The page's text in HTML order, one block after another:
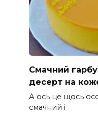
Смачний
десерт на
А ось це щось
смачний і